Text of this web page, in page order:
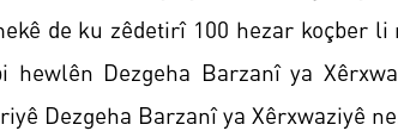
de ku zêdetirî 100 hezar koçber li
Dezgeha Barzanî ya
Dezgeha Barzanî ya Xêrxwaziyê